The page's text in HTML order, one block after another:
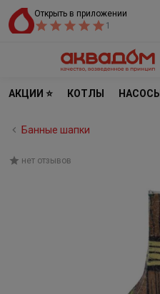
Открыть в приложении
1
АКЦИИ ⭐ КОТЛЫ НАСОСЫ
Банные шапки
нет отзывов